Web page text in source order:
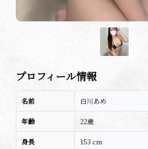
プロフィール情報
名前 白川あめ
年齢 22歳
身長 153 cm